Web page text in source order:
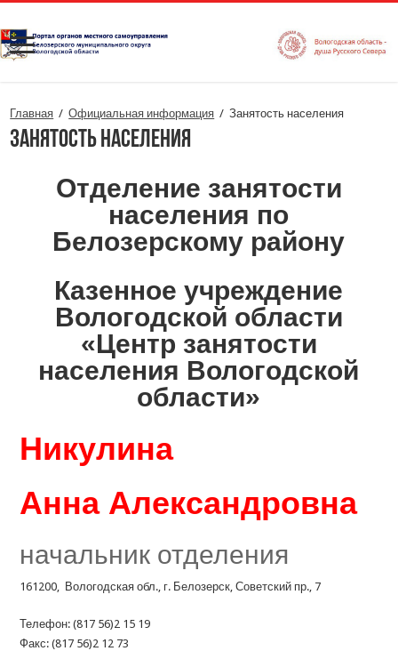
Главная / Официальная информация / Занятость населения
Занятость населения
Отделение занятости
населения по
Белозерскому району
Казенное учреждение
Вологодской области
«Центр занятости
населения Вологодской
области»
Никулина
Анна Александровна
начальник отделения
161200, Вологодская обл., г. Белозерск, Советский пр., 7
Телефон: (817 56)2 15 19
Факс: (817 56)2 12 73